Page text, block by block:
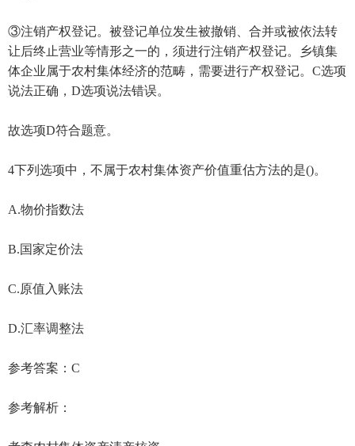
③注销产权登记。被登记单位发生被撤销、合并或被依法转
让后终止营业等情形之一的，须进行注销产权登记。乡镇集
体企业属于农村集体经济的范畴，需要进行产权登记。C选项
说法正确，D选项说法错误。
故选项D符合题意。
4下列选项中，不属于农村集体资产价值重估方法的是()。
A.物价指数法
B.国家定价法
C.原值入账法
D.汇率调整法
参考答案：C
参考解析：